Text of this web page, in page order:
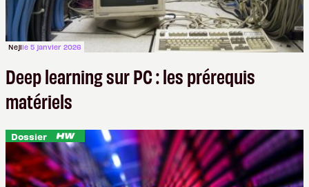
Nejile 5 janvier 2026
Deep learning sur PC : les prérequis
matériels
Dossier